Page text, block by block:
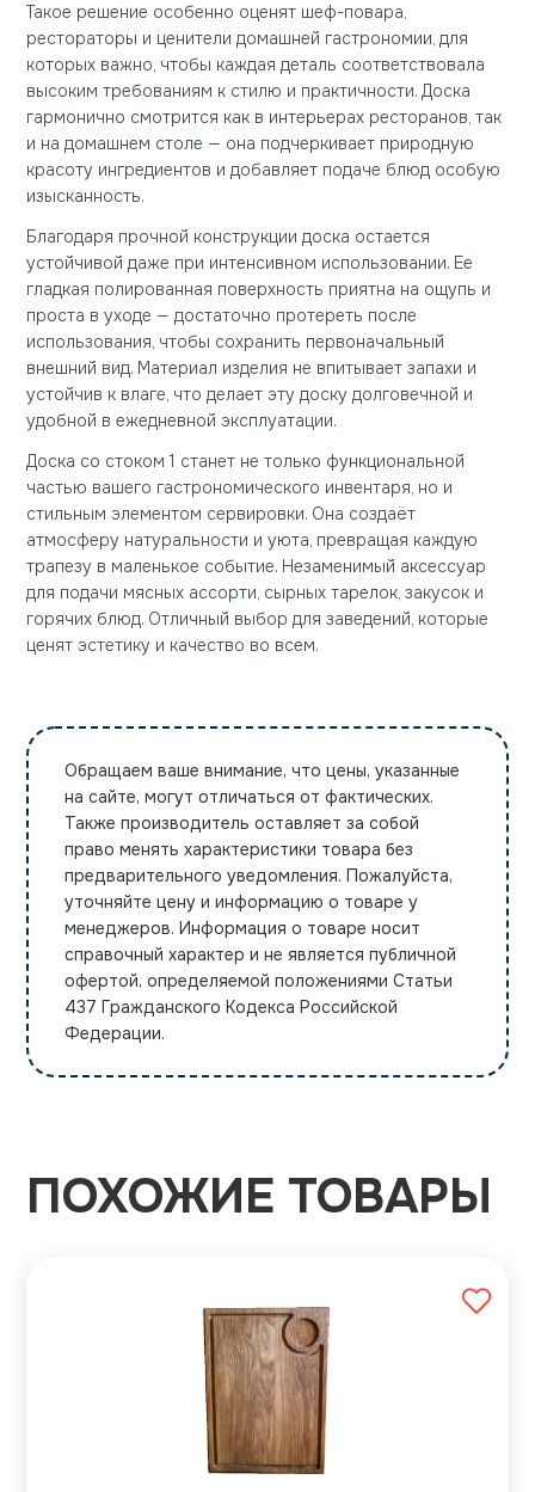
Такое решение особенно оценят шеф-повара,
рестораторы и ценители домашней гастрономии, для
которых важно, чтобы каждая деталь соответствовала
высоким требованиям к стилю и практичности. Доска
гармонично смотрится как в интерьерах ресторанов, так
и на домашнем столе — она подчеркивает природную
красоту ингредиентов и добавляет подаче блюд особую
изысканность.
Благодаря прочной конструкции доска остается
устойчивой даже при интенсивном использовании. Ее
гладкая полированная поверхность приятна на ощупь и
проста в уходе — достаточно протереть после
использования, чтобы сохранить первоначальный
внешний вид. Материал изделия не впитывает запахи и
устойчив к влаге, что делает эту доску долговечной и
удобной в ежедневной эксплуатации.
Доска со стоком 1 станет не только функциональной
частью вашего гастрономического инвентаря, но и
стильным элементом сервировки. Она создаёт
атмосферу натуральности и уюта, превращая каждую
трапезу в маленькое событие. Незаменимый аксессуар
для подачи мясных ассорти, сырных тарелок, закусок и
горячих блюд. Отличный выбор для заведений, которые
ценят эстетику и качество во всем.
Обращаем ваше внимание, что цены, указанные
на сайте, могут отличаться от фактических.
Также производитель оставляет за собой
право менять характеристики товара без
предварительного уведомления. Пожалуйста,
уточняйте цену и информацию о товаре у
менеджеров. Информация о товаре носит
справочный характер и не является публичной
офертой, определяемой положениями Статьи
437 Гражданского Кодекса Российской
Федерации.
ПОХОЖИЕ ТОВАРЫ